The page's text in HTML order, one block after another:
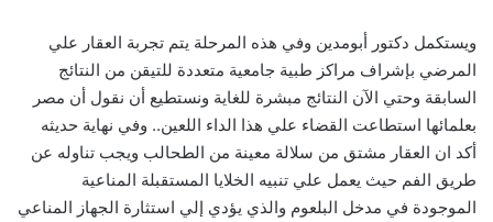
ويستكمل دكتور أبومدين وفي هذه المرحلة يتم تجربة العقار علي
المرضي بإشراف مراكز طبية جامعية متعددة للتيقن من النتائج
السابقة وحتي الآن النتائج مبشرة للغاية ونستطيع أن نقول أن مصر
بعلمائها استطاعت القضاء علي هذا الداء اللعين.. وفي نهاية حديثه
أكد ان العقار مشتق من سلالة معينة من الطحالب ويجب تناوله عن
طريق الفم حيث يعمل علي تنبيه الخلايا المستقبلة المناعية
الموجودة في مدخل البلعوم والذي يؤدي إلي استثارة الجهاز المناعي